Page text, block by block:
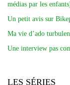
médias par les
Un petit avis sur
Ma vie d’ado
Une interview pas
LES SÉRIES